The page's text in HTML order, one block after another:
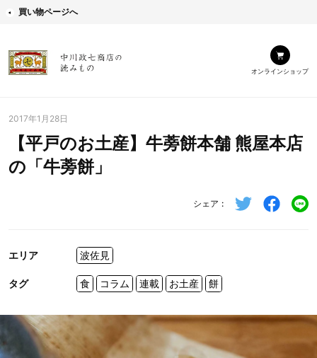
買い物ページへ
オンラインショップ
2017年1月28日
【平戸のお土産】牛蒡餅本舗 熊屋本店
の「牛蒡餅」
シェア
エリア 波佐見
タグ 食 コラム 連載 お土産 餅